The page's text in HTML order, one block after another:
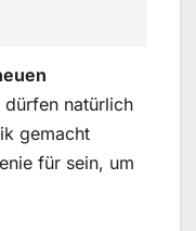
dürfen natürlich
gemacht
für sein, um